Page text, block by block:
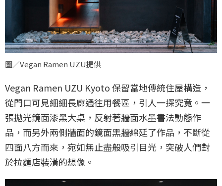
圖／Vegan Ramen UZU提供
Vegan Ramen UZU Kyoto 保留當地傳統住屋構造，
從門口可見細細長廊通往用餐區，引人一探究竟。一
張拋光鏡面漆黑大桌，反射著牆面水墨書法動態作
品，而另外兩側牆面的鏡面黑牆綿延了作品，不斷從
四面八方而來，宛如無止盡般吸引目光，突破人們對
於拉麵店裝潢的想像。